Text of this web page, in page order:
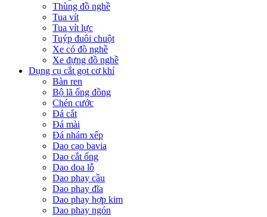
Thùng đồ nghề
Tua vít
Tua vít lực
Tuýp đuôi chuột
Xe có đồ nghề
Xe đựng đồ nghề
Dụng cụ cắt gọt cơ khí
Bàn ren
Bộ lã ống đồng
Chén cước
Đá cắt
Đá mài
Đá nhám xếp
Dao cạo bavia
Dao cắt ống
Dao doa lỗ
Dao phay cầu
Dao phay đĩa
Dao phay hợp kim
Dao phay ngón